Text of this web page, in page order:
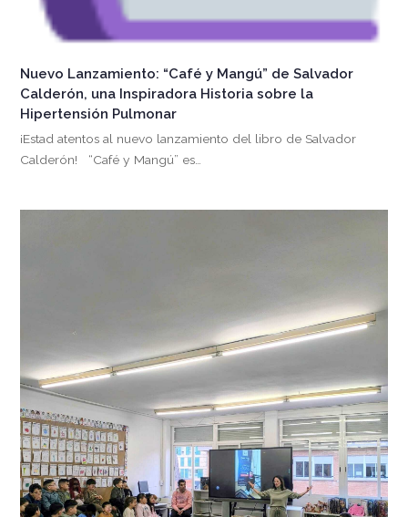
Nuevo Lanzamiento: “Café y Mangú” de Salvador
Calderón, una Inspiradora Historia sobre la
Hipertensión Pulmonar
¡Estad atentos al nuevo lanzamiento del libro de Salvador
Calderón! “Café y Mangú” es…